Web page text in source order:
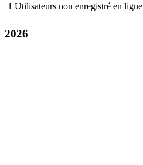
1 Utilisateurs non enregistré en ligne
2026